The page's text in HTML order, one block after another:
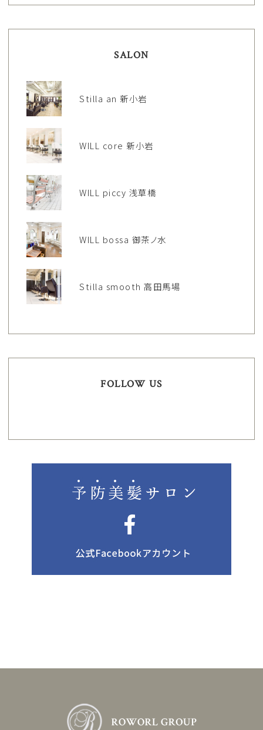
SALON
Stilla an 新小岩
WILL core 新小岩
WILL piccy 浅草橋
WILL bossa 御茶ノ水
Stilla smooth 高田馬場
FOLLOW US